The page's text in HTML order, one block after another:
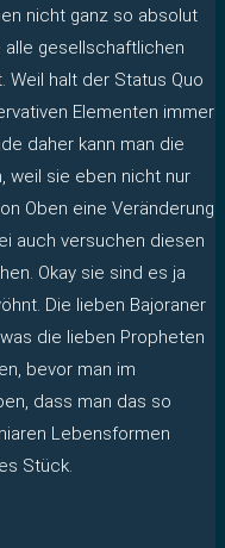
nicht ganz so absolut
gesellschaftlichen
Weil halt der Status Quo
Elementen immer
daher kann man die
weil sie eben nicht nur
Oben eine Veränderung
auch versuchen diesen
Okay sie sind es ja
Die lieben Bajoraner
die lieben Propheten
bevor man im
dass man das so
Lebensformen
Stück.